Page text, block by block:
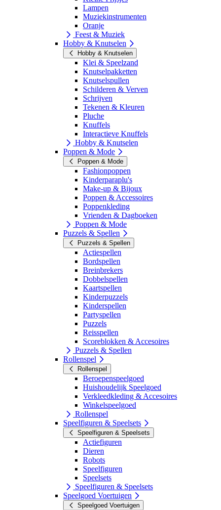
Lampen
Muziekinstrumenten
Oranje
Feest & Muziek
Hobby & Knutselen
Hobby & Knutselen
Klei & Speelzand
Knutselpakketten
Knutselspullen
Schilderen & Verven
Schrijven
Tekenen & Kleuren
Pluche
Knuffels
Interactieve Knuffels
Hobby & Knutselen
Poppen & Mode
Poppen & Mode
Fashionpoppen
Kinderparaplu's
Make-up & Bijoux
Poppen & Accessoires
Poppenkleding
Vrienden & Dagboeken
Poppen & Mode
Puzzels & Spellen
Puzzels & Spellen
Actiespellen
Bordspellen
Breinbrekers
Dobbelspellen
Kaartspellen
Kinderpuzzels
Kinderspellen
Partyspellen
Puzzels
Reisspellen
Scoreblokken & Accesoires
Puzzels & Spellen
Rollenspel
Rollenspel
Beroepenspeelgoed
Huishoudelijk Speelgoed
Verkleedkleding & Accesoires
Winkelspeelgoed
Rollenspel
Speelfiguren & Speelsets
Speelfiguren & Speelsets
Actiefiguren
Dieren
Robots
Speelfiguren
Speelsets
Speelfiguren & Speelsets
Speelgoed Voertuigen
Speelgoed Voertuigen